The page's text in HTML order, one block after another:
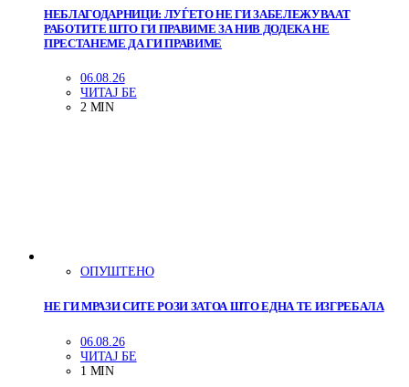
НЕБЛАГОДАРНИЦИ: ЛУЃЕТО НЕ ГИ ЗАБЕЛЕЖУВААТ
РАБОТИТЕ ШТО ГИ ПРАВИМЕ ЗА НИВ ДОДЕКА НЕ
ПРЕСТАНЕМЕ ДА ГИ ПРАВИМЕ
06.08.26
ЧИТАЈ БЕ
2 MIN
ОПУШТЕНО
НЕ ГИ МРАЗИ СИТЕ РОЗИ ЗАТОА ШТО ЕДНА ТЕ ИЗГРЕБАЛА
06.08.26
ЧИТАЈ БЕ
1 MIN